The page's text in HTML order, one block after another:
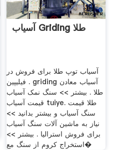
آسیاب Griding طلا
آسیاب توپ طلا برای فروش در
فیلیپین . griding آسیاب معادن
طلا . بیشتر >> سنگ نمک آسیاب
قیمت آسیاب tuiye. طلا قیمت
سنگ آسیاب و بیشتر بدانید >>
نیاز به ماشین آلات سنگ آسیاب
برای فروش استرالیا . بیشتر >>
استخراج کروم از سنگ مع�